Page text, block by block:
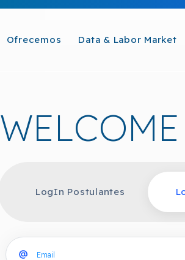
Ofrecemos Data & Labor Market
LogIn Postulantes
Email